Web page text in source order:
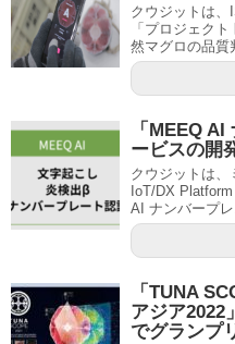
クウジットは
「プロジェク
然マグロの品質
「MEEQ
ービスの開
クウジットは、
IoT/DX
AI ナンバープ
「TUNA
アジア2022
でグランプ